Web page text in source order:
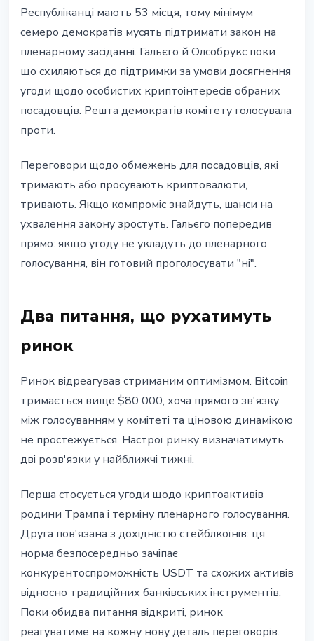
Республіканці мають 53 місця, тому мінімум
семеро демократів мусять підтримати закон на
пленарному засіданні. Гальєго й Олсобрукс поки
що схиляються до підтримки за умови досягнення
угоди щодо особистих криптоінтересів обраних
посадовців. Решта демократів комітету голосувала
проти.
Переговори щодо обмежень для посадовців, які
тримають або просувають криптовалюти,
тривають. Якщо компроміс знайдуть, шанси на
ухвалення закону зростуть. Гальєго попередив
прямо: якщо угоду не укладуть до пленарного
голосування, він готовий проголосувати "ні".
Два питання, що рухатимуть
ринок
Ринок відреагував стриманим оптимізмом. Bitcoin
тримається вище $80 000, хоча прямого зв'язку
між голосуванням у комітеті та ціновою динамікою
не простежується. Настрої ринку визначатимуть
дві розв'язки у найближчі тижні.
Перша стосується угоди щодо криптоактивів
родини Трампа і терміну пленарного голосування.
Друга пов'язана з дохідністю стейблкоїнів: ця
норма безпосередньо зачіпає
конкурентоспроможність USDT та схожих активів
відносно традиційних банківських інструментів.
Поки обидва питання відкриті, ринок
реагуватиме на кожну нову деталь переговорів.